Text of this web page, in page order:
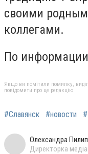
своими
коллегами.
По
Якщо ви помітили помилку,
повідомити про це редакцію
#Славянск #новости
Олександра
Директорка